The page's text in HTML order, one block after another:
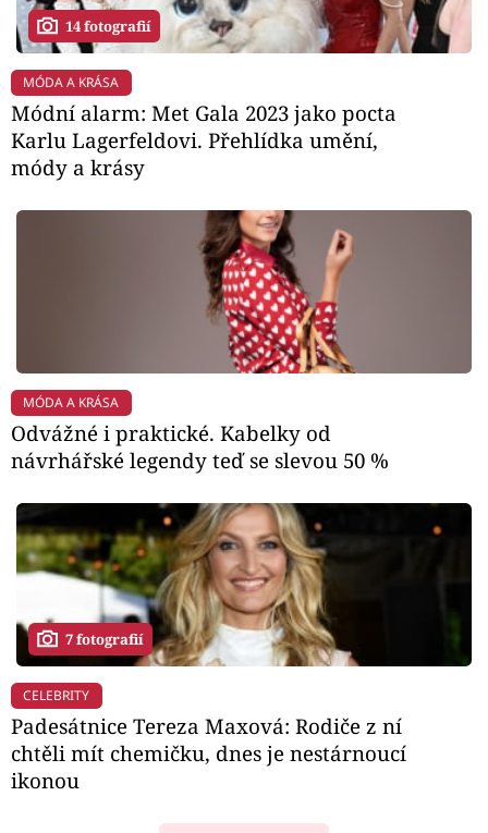
14 fotografií
MÓDA A KRÁSA
Módní alarm: Met Gala 2023 jako pocta
Karlu Lagerfeldovi. Přehlídka umění,
módy a krásy
MÓDA A KRÁSA
Odvážné i praktické. Kabelky od
návrhářské legendy teď se slevou 50 %
7 fotografií
CELEBRITY
Padesátnice Tereza Maxová: Rodiče z ní
chtěli mít chemičku, dnes je nestárnoucí
ikonou